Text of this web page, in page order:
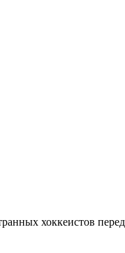
хоккеистов